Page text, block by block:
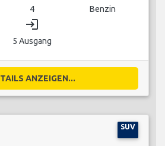
4 Benzin
login
5 Ausgang
ANZEIGEN...
SUV